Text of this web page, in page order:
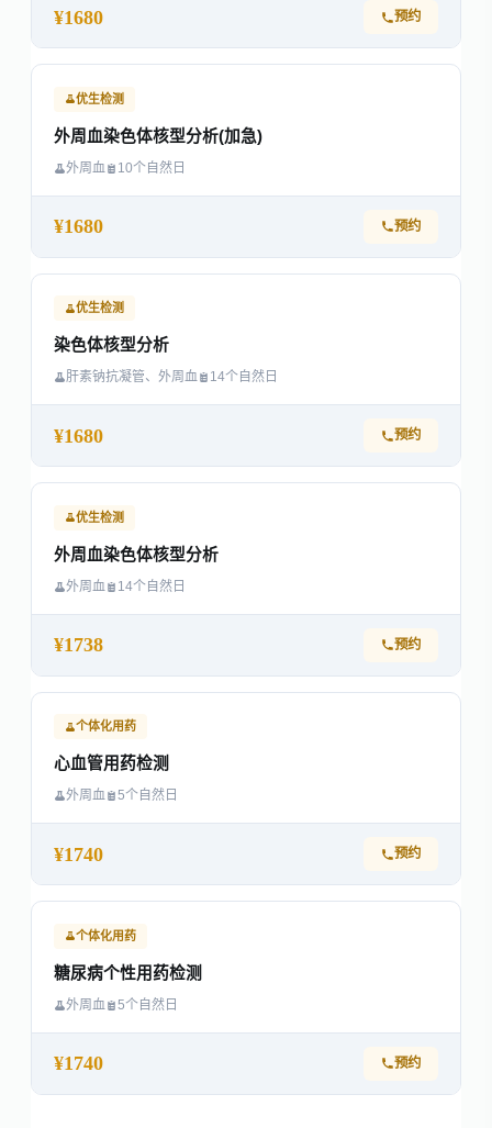
¥1680 预约
优生检测
外周血染色体核型分析(加急)
外周血 10个自然日
¥1680 预约
优生检测
染色体核型分析
肝素钠抗凝管、外周血 14个自然日
¥1680 预约
优生检测
外周血染色体核型分析
外周血 14个自然日
¥1738 预约
个体化用药
心血管用药检测
外周血 5个自然日
¥1740 预约
个体化用药
糖尿病个性用药检测
外周血 5个自然日
¥1740 预约